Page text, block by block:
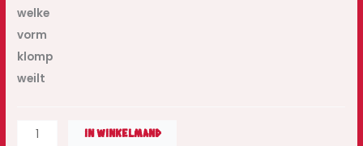
welke
vorm
klomp
weilt
IN WINKELMAND